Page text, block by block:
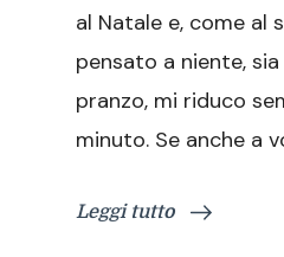
al Natale e, come al
pensato a niente,
pranzo, mi riduco
minuto. Se anche a
Leggi tutto